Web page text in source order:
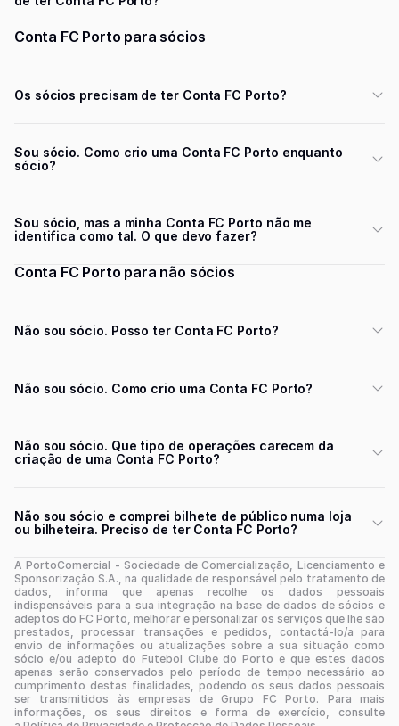
Conta FC Porto para sócios
Os sócios precisam de ter Conta FC Porto?
Sou sócio. Como crio uma Conta FC Porto enquanto
sócio?
Sou sócio, mas a minha Conta FC Porto não me
identifica como tal. O que devo fazer?
Conta FC Porto para não sócios
Não sou sócio. Posso ter Conta FC Porto?
Não sou sócio. Como crio uma Conta FC Porto?
Não sou sócio. Que tipo de operações carecem da
criação de uma Conta FC Porto?
Não sou sócio e comprei bilhete de público numa loja
ou bilheteira. Preciso de ter Conta FC Porto?
A PortoComercial - Sociedade de Comercialização, Licenciamento e
Sponsorização S.A., na qualidade de responsável pelo tratamento de
dados, informa que apenas recolhe os dados pessoais
indispensáveis para a sua integração na base de dados de sócios e
adeptos do FC Porto, melhorar e personalizar os serviços que lhe são
prestados, processar transações e pedidos, contactá-lo/a para
envio de informações ou atualizações sobre a sua situação como
sócio e/ou adepto do Futebol Clube do Porto e que estes dados
apenas serão conservados pelo período de tempo necessário ao
cumprimento destas finalidades, podendo os seus dados pessoais
ser transmitidos às empresas de Grupo FC Porto. Para mais
informações, os seus direitos e forma de exercício, consulte